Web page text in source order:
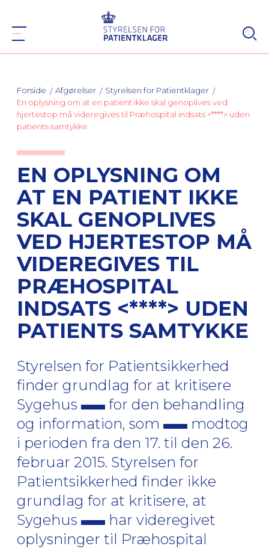
Forside Afgørelser
Styrelsen for Patientklager
En oplysning om at en patient ikke skal genoplives ved
hjertestop må videregives til Præhospital indsats <****> uden
patients samtykke
EN OPLYSNING OM
AT EN PATIENT IKKE
SKAL GENOPLIVES
VED HJERTESTOP MÅ
VIDEREGIVES TIL
PRÆHOSPITAL
INDSATS <****> UDEN
PATIENTS SAMTYKKE
Styrelsen for Patientsikkerhed
finder grundlag for at kritisere
Sygehus
for den behandling
og information, som
modtog
i perioden fra den 17. til den 26.
februar 2015. Styrelsen for
Patientsikkerhed finder ikke
grundlag for at kritisere, at
Sygehus
har videregivet
oplysninger til Præhospital